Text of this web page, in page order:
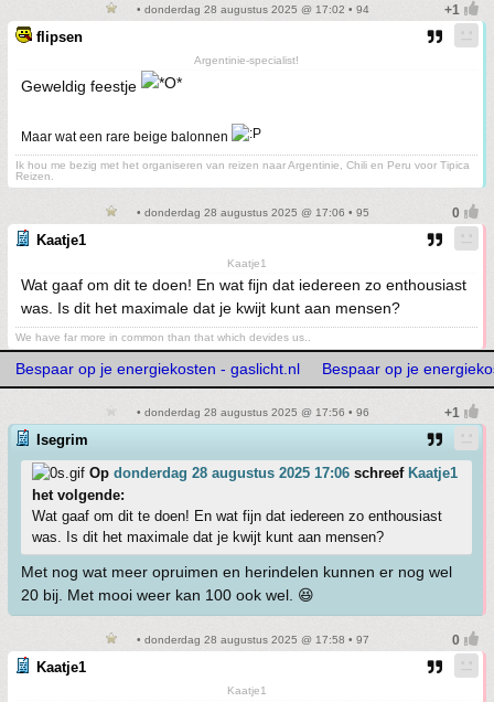
• donderdag 28 augustus 2025 @ 17:02 • 94
flipsen
Argentinie-specialist!
Geweldig feestje
Maar wat een rare beige balonnen
Ik hou me bezig met het organiseren van reizen naar Argentinie, Chili en Peru voor Tipica
Reizen.
• donderdag 28 augustus 2025 @ 17:06 • 95
Kaatje1
Kaatje1
Wat gaaf om dit te doen! En wat fijn dat iedereen zo enthousiast
was. Is dit het maximale dat je kwijt kunt aan mensen?
We have far more in common than that which devides us..
Bespaar op je energiekosten - gaslicht.nl Bespaar op je
• donderdag 28 augustus 2025 @ 17:56 • 96
Isegrim
Op donderdag 28 augustus 2025 17:06 schreef Kaatje1
het volgende:
Wat gaaf om dit te doen! En wat fijn dat iedereen zo enthousiast
was. Is dit het maximale dat je kwijt kunt aan mensen?
Met nog wat meer opruimen en herindelen kunnen er nog wel
20 bij. Met mooi weer kan 100 ook wel. 😆
• donderdag 28 augustus 2025 @ 17:58 • 97
Kaatje1
Kaatje1